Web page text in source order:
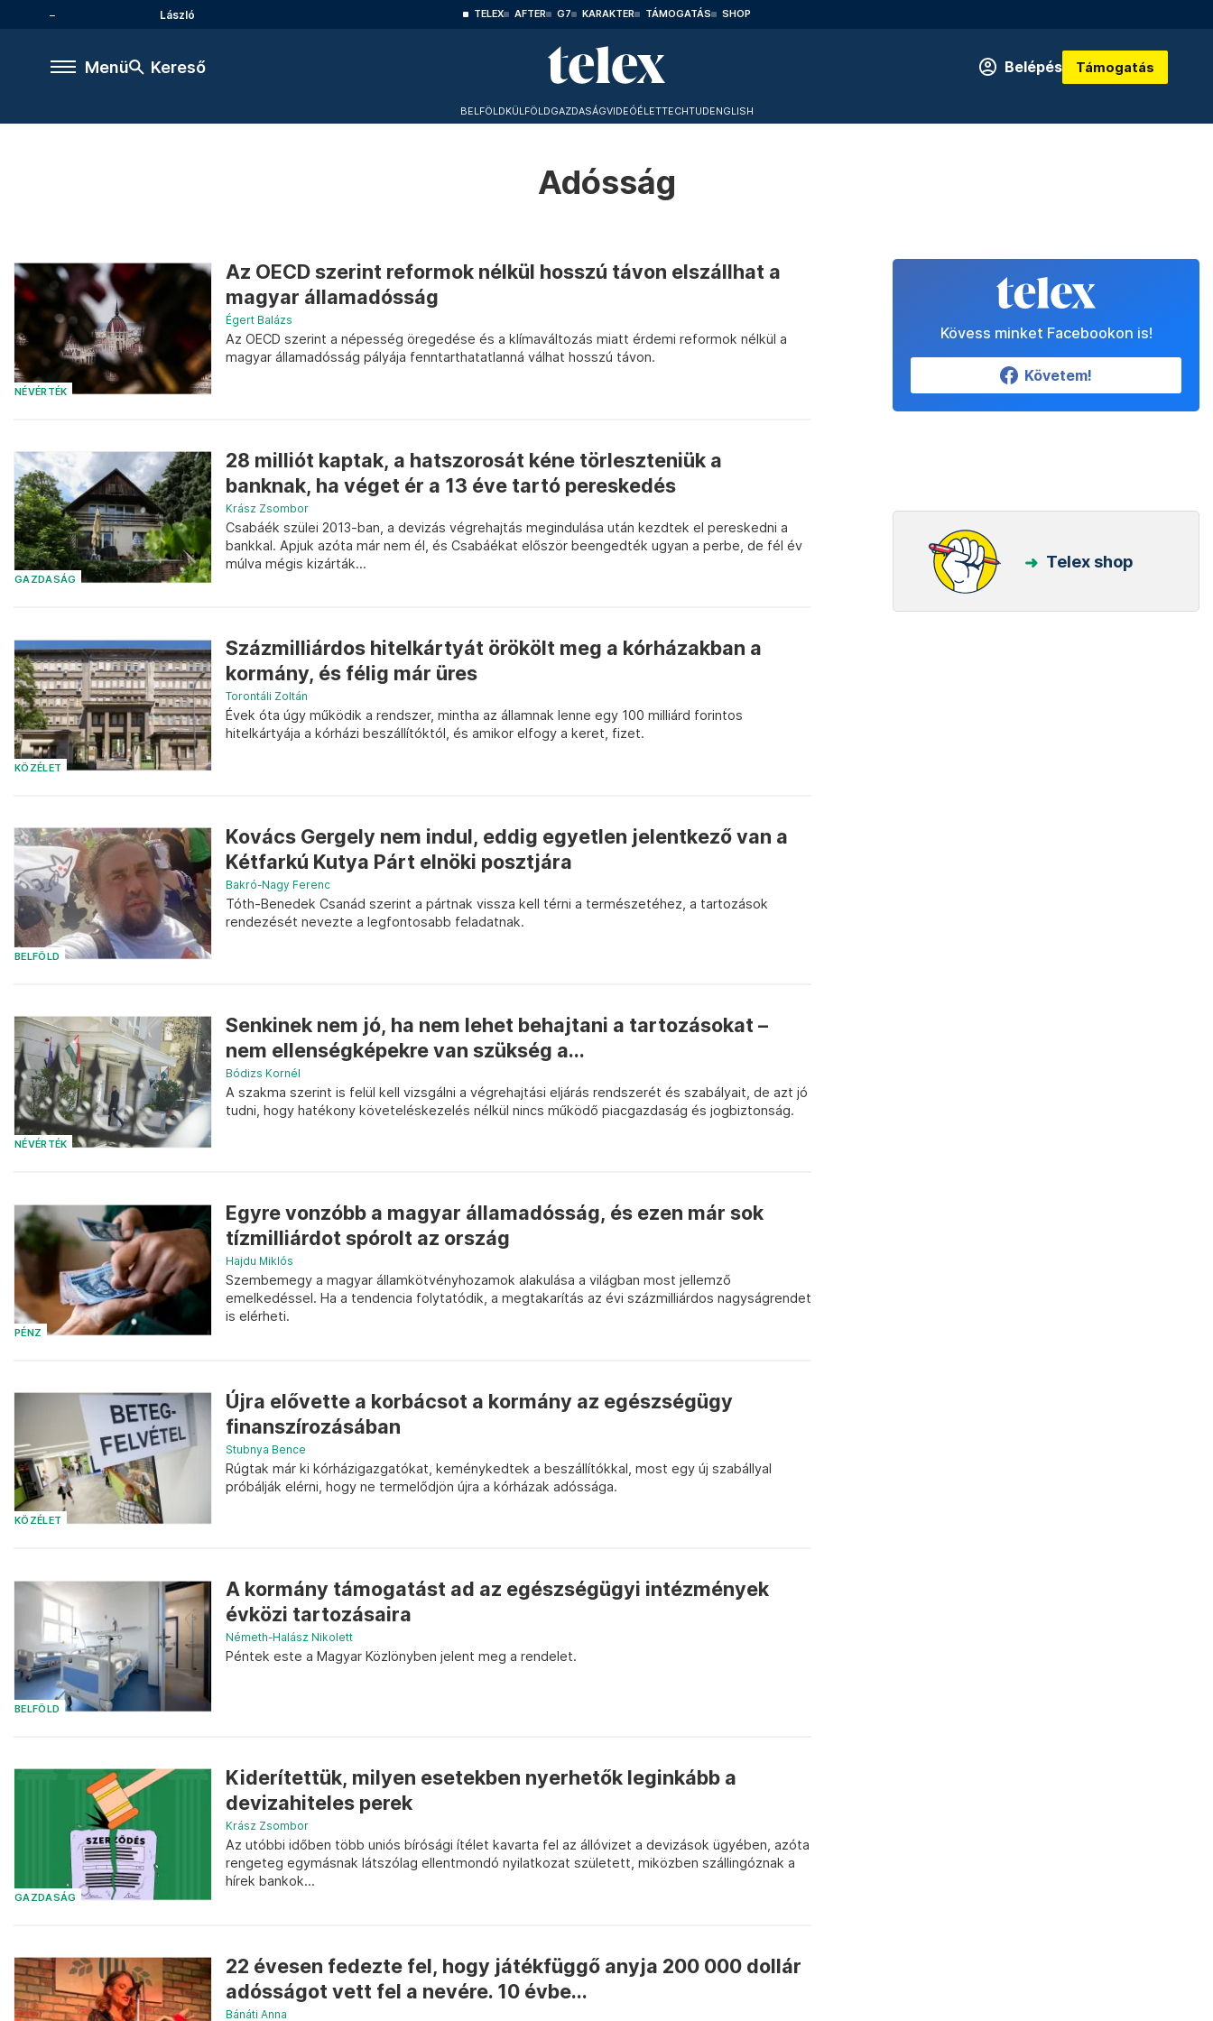
László TELEX AFTER G7 KARAKTER TÁMOGATÁS SHOP
Menü Kereső Belépés Támogatás
BELFÖLDKÜLFÖLDGAZDASÁGVIDEÓÉLETTECHTUDENGLISH
Adósság
NÉVÉRTÉK
Az OECD szerint reformok nélkül hosszú távon elszállhat a
magyar államadósság
Égert Balázs
Az OECD szerint a népesség öregedése és a klímaváltozás miatt érdemi reformok nélkül a
magyar államadósság pályája fenntarthatatlanná válhat hosszú távon.
GAZDASÁG
28 milliót kaptak, a hatszorosát kéne törleszteniük a
banknak, ha véget ér a 13 éve tartó pereskedés
Krász Zsombor
Csabáék szülei 2013-ban, a devizás végrehajtás megindulása után kezdtek el pereskedni a
bankkal. Apjuk azóta már nem él, és Csabáékat először beengedték ugyan a perbe, de fél év
múlva mégis kizárták...
KÖZÉLET
Százmilliárdos hitelkártyát örökölt meg a kórházakban a
kormány, és félig már üres
Torontáli Zoltán
Évek óta úgy működik a rendszer, mintha az államnak lenne egy 100 milliárd forintos
hitelkártyája a kórházi beszállítóktól, és amikor elfogy a keret, fizet.
BELFÖLD
Kovács Gergely nem indul, eddig egyetlen jelentkező van a
Kétfarkú Kutya Párt elnöki posztjára
Bakró-Nagy Ferenc
Tóth-Benedek Csanád szerint a pártnak vissza kell térni a természetéhez, a tartozások
rendezését nevezte a legfontosabb feladatnak.
NÉVÉRTÉK
Senkinek nem jó, ha nem lehet behajtani a tartozásokat –
nem ellenségképekre van szükség a...
Bódizs Kornél
A szakma szerint is felül kell vizsgálni a végrehajtási eljárás rendszerét és szabályait, de azt jó
tudni, hogy hatékony követeléskezelés nélkül nincs működő piacgazdaság és jogbiztonság.
PÉNZ
Egyre vonzóbb a magyar államadósság, és ezen már sok
tízmilliárdot spórolt az ország
Hajdu Miklós
Szembemegy a magyar államkötvényhozamok alakulása a világban most jellemző
emelkedéssel. Ha a tendencia folytatódik, a megtakarítás az évi százmilliárdos nagyságrendet
is elérheti.
KÖZÉLET
Újra elővette a korbácsot a kormány az egészségügy
finanszírozásában
Stubnya Bence
Rúgtak már ki kórházigazgatókat, keménykedtek a beszállítókkal, most egy új szabállyal
próbálják elérni, hogy ne termelődjön újra a kórházak adóssága.
BELFÖLD
A kormány támogatást ad az egészségügyi intézmények
évközi tartozásaira
Németh-Halász Nikolett
Péntek este a Magyar Közlönyben jelent meg a rendelet.
GAZDASÁG
Kiderítettük, milyen esetekben nyerhetők leginkább a
devizahiteles perek
Krász Zsombor
Az utóbbi időben több uniós bírósági ítélet kavarta fel az állóvizet a devizások ügyében, azóta
rengeteg egymásnak látszólag ellentmondó nyilatkozat született, miközben szállingóznak a
hírek bankok...
22 évesen fedezte fel, hogy játékfüggő anyja 200 000 dollár
adósságot vett fel a nevére. 10 évbe...
Bánáti Anna
Kövess minket Facebookon is!
Követem!
Telex shop